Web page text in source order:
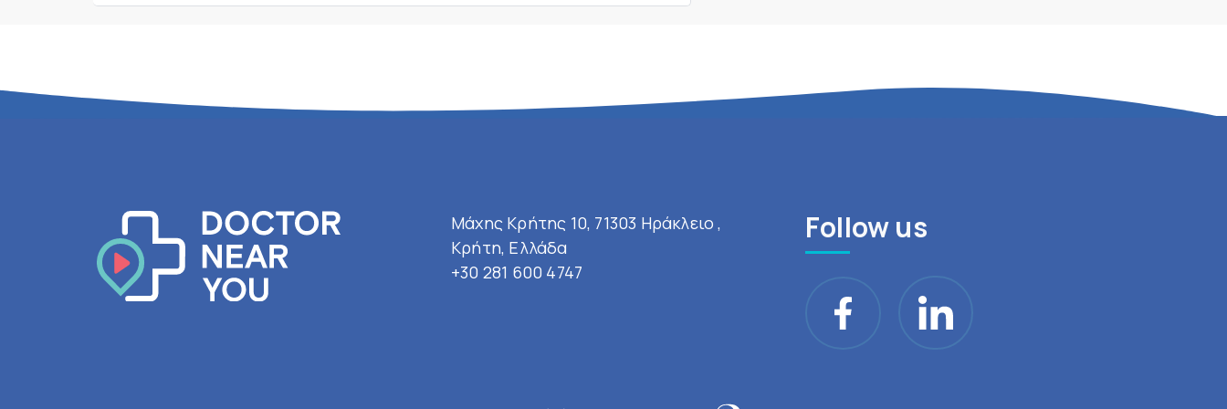
Μάχης Κρήτης 10, 71303 Ηράκλειο ,
Κρήτη, Ελλάδα
+30 281 600 4747
Follow us